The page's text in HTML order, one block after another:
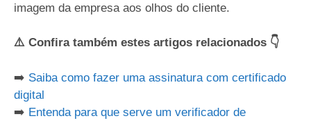
imagem da empresa aos olhos do cliente.
⚠️ Confira também estes artigos relacionados 👇
➡️ Saiba como fazer uma assinatura com certificado
digital
➡️ Entenda para que serve um verificador de